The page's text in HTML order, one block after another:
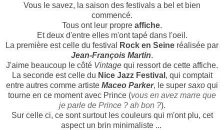
Vous le savez, la saison des festivals a bel et bien
commencé.
Tous ont leur propre affiche.
Et deux d'entre elles m'ont tapé dans l'oeil.
La première est celle du festival
Rock en Seine réalisée par
Jean-François Martin.
J'aime beaucoup le côté Vintage qui ressort de cette affiche.
La seconde est celle du Nice Jazz Festival , qui comptait
entre autres comme artiste Maceo Parker, le super saxo qui
tourne en ce moment avec Prince (vous en avez marre que
je parle de Prince ? ah bon ?).
Sur celle ci, ce sont surtout les couleurs qui m'ont plu, cet
aspect un brin minimaliste ...